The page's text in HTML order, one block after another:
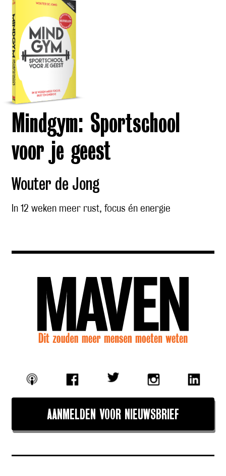
Mindgym: Sportschool
voor je geest
Wouter de Jong
In 12 weken meer rust, focus én energie
AANMELDEN VOOR NIEUWSBRIEF